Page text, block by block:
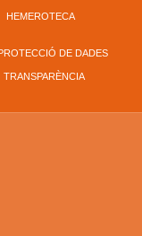
HEMEROTECA
PROTECCIÓ DE DADES
TRANSPARÈNCIA